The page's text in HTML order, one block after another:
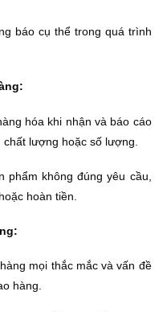
báo cụ thể trong quá trình
hóa khi nhận và báo cáo
lượng hoặc số lượng.
không đúng yêu cầu,
hoàn tiền.
mọi thắc mắc và vấn đề
hàng.